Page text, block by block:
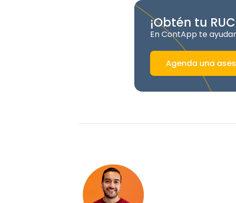
¡Obtén tu
En ContApp te
Agenda una